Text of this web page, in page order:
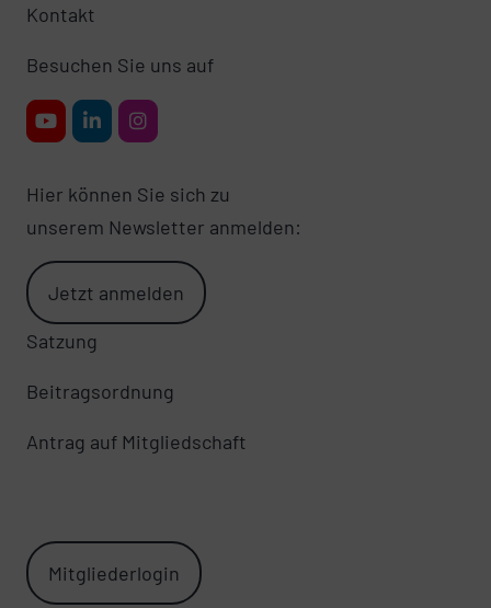
Kontakt
Besuchen Sie uns auf
Hier können Sie sich zu
unserem Newsletter anmelden:
Jetzt anmelden
Satzung
Beitragsordnung
Antrag auf Mitgliedschaft
Mitgliederlogin